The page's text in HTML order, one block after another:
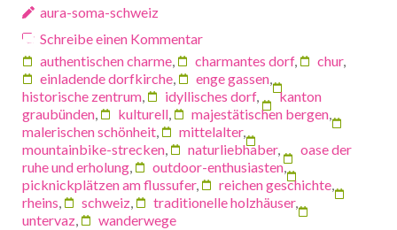
aura-soma-schweiz
Schreibe einen Kommentar
authentischen charme, charmantes dorf, chur,
einladende dorfkirche, enge gassen,
historische zentrum, idyllisches dorf,
kanton
graubünden, kulturell, majestätischen bergen,
malerischen schönheit, mittelalter,
mountainbike-strecken, naturliebhaber,
oase der
ruhe und erholung, outdoor-enthusiasten,
picknickplätzen am flussufer, reichen geschichte,
rheins, schweiz, traditionelle holzhäuser,
untervaz, wanderwege